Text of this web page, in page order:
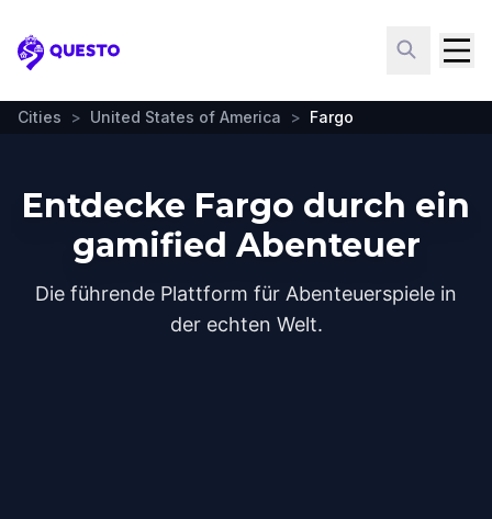
Questo
Cities > United States of America > Fargo
Entdecke Fargo durch ein
gamified Abenteuer
Die führende Plattform für Abenteuerspiele in
der echten Welt.